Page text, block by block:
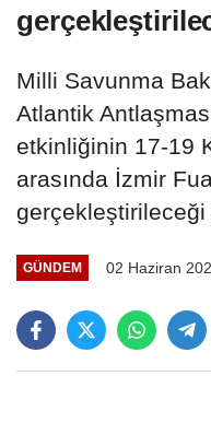
Milli Savunma
Atlantik
etkinliğinin 17-19
arasında İzmir
gerçekleştirileceği
GÜNDEM 02 Haziran